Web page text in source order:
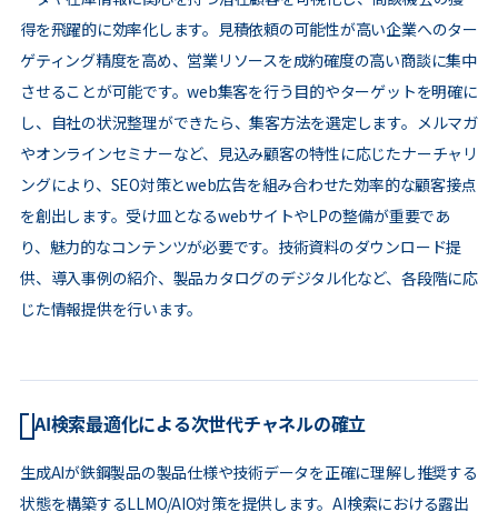
得を飛躍的に効率化します。見積依頼の可能性が高い企業へのター
ゲティング精度を高め、営業リソースを成約確度の高い商談に集中
させることが可能です。web集客を行う目的やターゲットを明確に
し、自社の状況整理ができたら、集客方法を選定します。メルマガ
やオンラインセミナーなど、見込み顧客の特性に応じたナーチャリ
ングにより、SEO対策とweb広告を組み合わせた効率的な顧客接点
を創出します。受け皿となるwebサイトやLPの整備が重要であ
り、魅力的なコンテンツが必要です。技術資料のダウンロード提
供、導入事例の紹介、製品カタログのデジタル化など、各段階に応
じた情報提供を行います。
AI検索最適化による次世代チャネルの確立
生成AIが鉄鋼製品の製品仕様や技術データを正確に理解し推奨する
状態を構築するLLMO/AIO対策を提供します。AI検索における露出